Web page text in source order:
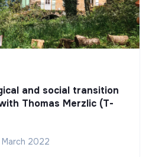
and social transition
Thomas Merzlic (T-
March 2022